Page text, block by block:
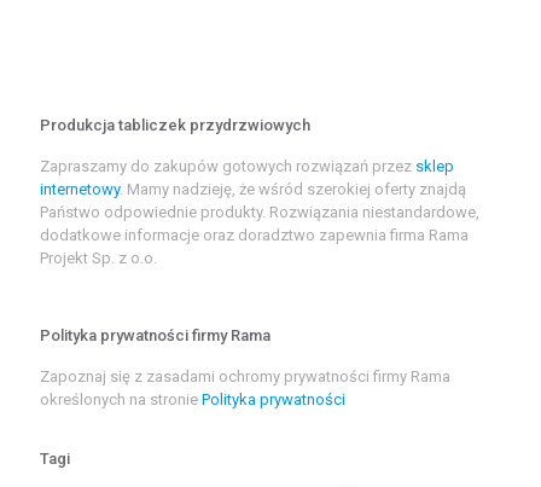
Produkcja tabliczek przydrzwiowych
Zapraszamy do zakupów gotowych rozwiązań przez sklep
internetowy. Mamy nadzieję, że wśród szerokiej oferty znajdą
Państwo odpowiednie produkty. Rozwiązania niestandardowe,
dodatkowe informacje oraz doradztwo zapewnia firma Rama
Projekt Sp. z o.o.
Polityka prywatności firmy Rama
Zapoznaj się z zasadami ochromy prywatności firmy Rama
określonych na stronie Polityka prywatności
Tagi